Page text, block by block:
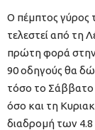
Ο πέμπτος γύρος
τελεστεί από τη
πρώτη φορά στην
90 οδηγούς θα
τόσο το Σάββατο
όσο και τη
διαδρομή των 4.8